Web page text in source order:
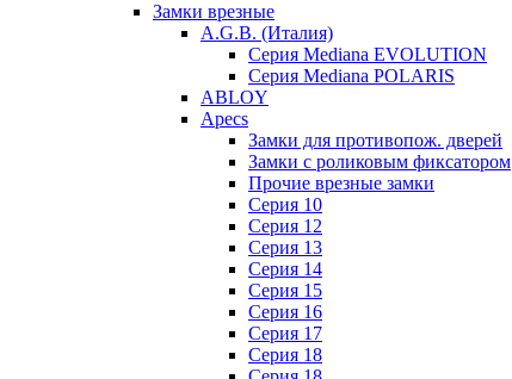
Замки врезные
A.G.B. (Италия)
Серия Mediana EVOLUTION
Серия Mediana POLARIS
ABLOY
Apecs
Замки для противопож. дверей
Замки с роликовым фиксатором
Прочие врезные замки
Серия 10
Серия 12
Серия 13
Серия 14
Серия 15
Серия 16
Серия 17
Серия 18